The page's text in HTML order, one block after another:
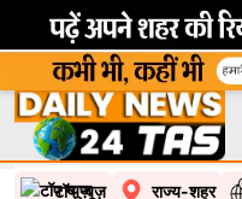
टॉप न्यूज़ राज्य-शहर
Army displays